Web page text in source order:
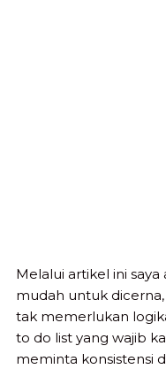
Melalui artikel ini
mudah untuk
tak memerlukan
to do list yang wajib
meminta konsistensi